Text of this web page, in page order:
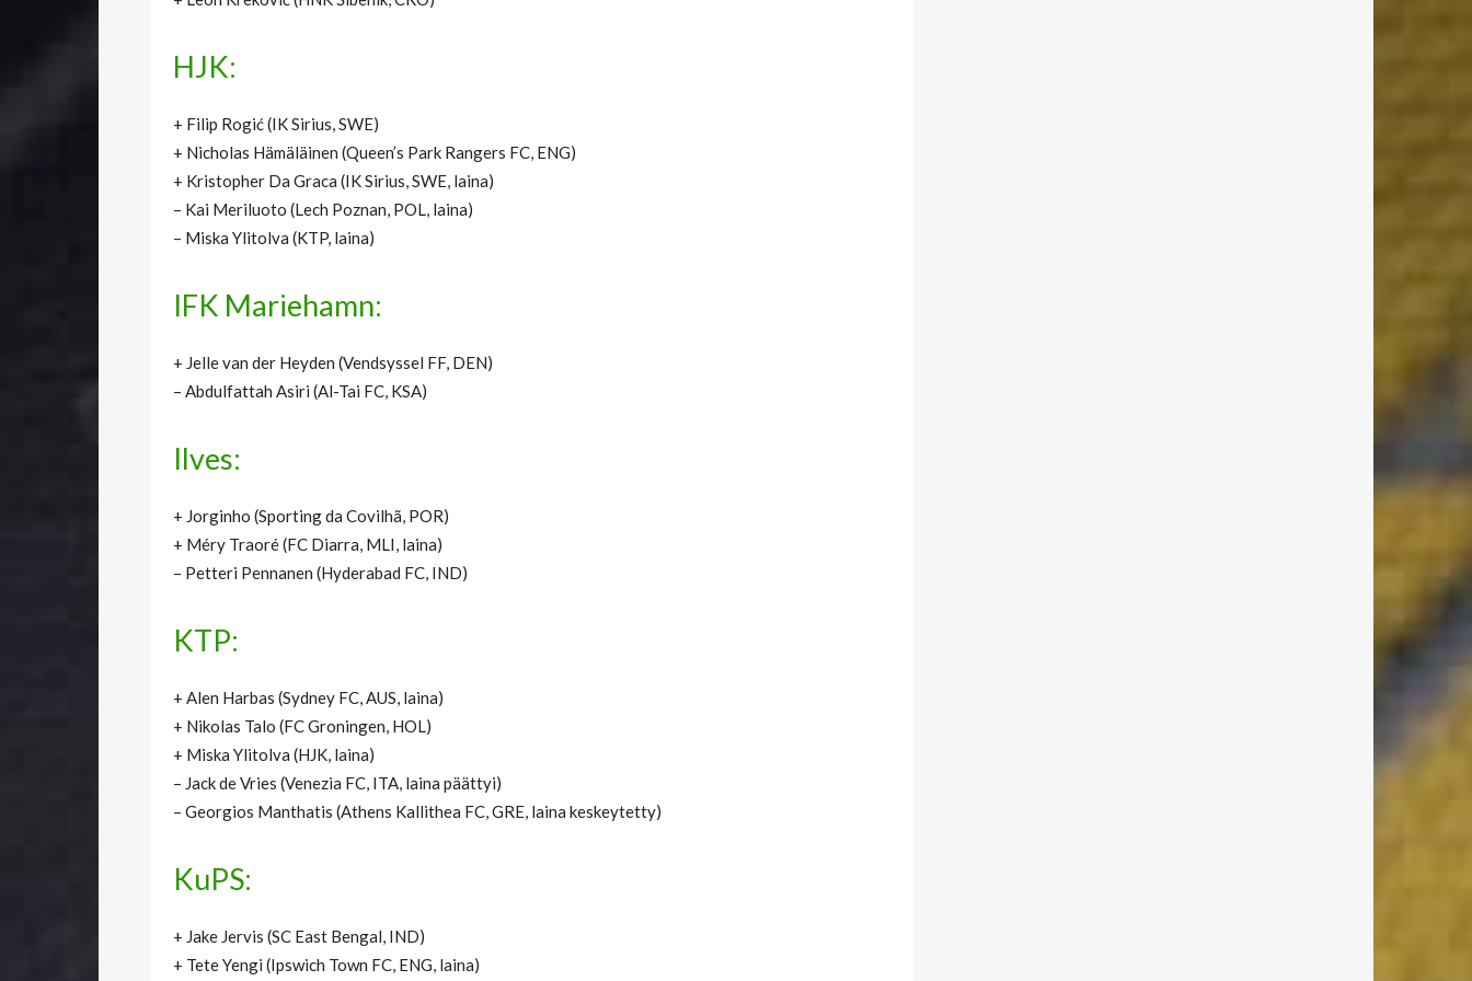
HJK:
+ Filip Rogić (IK Sirius, SWE)
+ Nicholas Hämäläinen (Queen’s Park Rangers FC, ENG)
+ Kristopher Da Graca (IK Sirius, SWE, laina)
– Kai Meriluoto (Lech Poznan, POL, laina)
– Miska Ylitolva (KTP, laina)
IFK Mariehamn:
+ Jelle van der Heyden (Vendsyssel FF, DEN)
– Abdulfattah Asiri (Al-Tai FC, KSA)
Ilves:
+ Jorginho (Sporting da Covilhã, POR)
+ Méry Traoré (FC Diarra, MLI, laina)
– Petteri Pennanen (Hyderabad FC, IND)
KTP:
+ Alen Harbas (Sydney FC, AUS, laina)
+ Nikolas Talo (FC Groningen, HOL)
+ Miska Ylitolva (HJK, laina)
– Jack de Vries (Venezia FC, ITA, laina päättyi)
– Georgios Manthatis (Athens Kallithea FC, GRE, laina keskeytetty)
KuPS:
+ Jake Jervis (SC East Bengal, IND)
+ Tete Yengi (Ipswich Town FC, ENG, laina)